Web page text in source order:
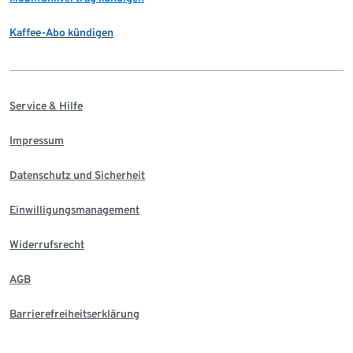
Kaffee-Abo kündigen
Service & Hilfe
Impressum
Datenschutz und Sicherheit
Einwilligungsmanagement
Widerrufsrecht
AGB
Barrierefreiheitserklärung